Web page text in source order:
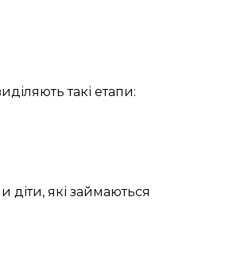
такі етапи:
діти, які займаються